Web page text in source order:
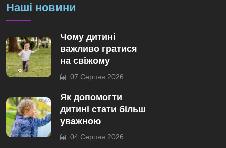
Наші новини
Чому дитині
важливо гратися
на свіжому
07 Серпня 2026
Як допомогти
дитині стати більш
уважною
04 Серпня 2026